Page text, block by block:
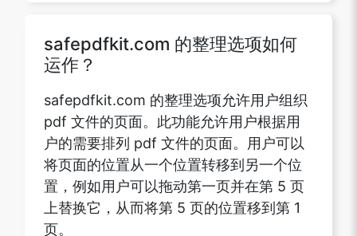
safepdfkit.com 的整理选项如何
运作？
safepdfkit.com 的整理选项允许用户组织
pdf 文件的页面。此功能允许用户根据用
户的需要排列 pdf 文件的页面。用户可以
将页面的位置从一个位置转移到另一个位
置，例如用户可以拖动第一页并在第 5 页
上替换它，从而将第 5 页的位置移到第 1
页。